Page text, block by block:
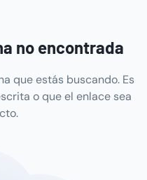
no encontrada
que estás buscando. Es
o que el enlace sea